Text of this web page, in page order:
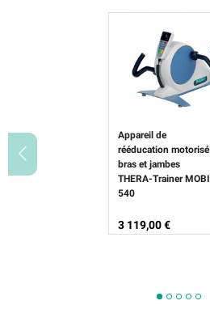
Appareil de
rééducation motorisé
bras et jambes
THERA-Trainer MOBI
540
Prix
3 119,00 €